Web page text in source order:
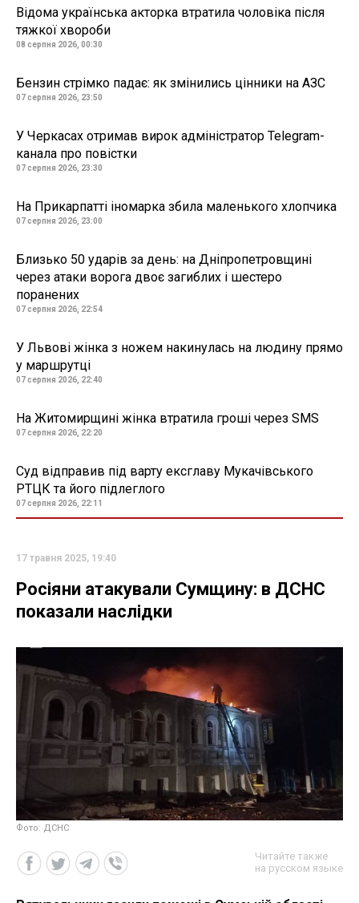
Відома українська акторка втратила чоловіка після
тяжкої хвороби
08 серпня 2026, 00:30
Бензин стрімко падає: як змінились цінники на АЗС
07 серпня 2026, 23:50
У Черкасах отримав вирок адміністратор Telegram-
канала про повістки
07 серпня 2026, 23:30
На Прикарпатті іномарка збила маленького хлопчика
07 серпня 2026, 23:00
Близько 50 ударів за день: на Дніпропетровщині
через атаки ворога двоє загиблих і шестеро
поранених
07 серпня 2026, 22:54
У Львові жінка з ножем накинулась на людину прямо
у маршрутці
07 серпня 2026, 22:40
На Житомирщині жінка втратила гроші через SMS
07 серпня 2026, 22:20
Суд відправив під варту ексглаву Мукачівського
РТЦК та його підлеглого
07 серпня 2026, 22:11
17 травня 2025, 19:40
Росіяни атакували Сумщину: в ДСНС
показали наслідки
Фото: ДСНС
Читайте также
на русском языке